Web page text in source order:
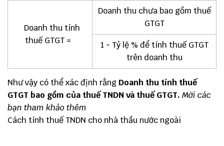
Doanh thu tính
thuế GTGT =
Doanh thu chưa bao gồm thuế
GTGT
1 - Tỷ lệ % để tính thuế GTGT
trên doanh thu
Như vậy có thể xác định rằng Doanh thu tính thuế
GTGT bao gồm của thuế TNDN và thuế GTGT. Mời các
bạn tham khảo thêm
Cách tính thuế TNDN cho nhà thầu nước ngoài